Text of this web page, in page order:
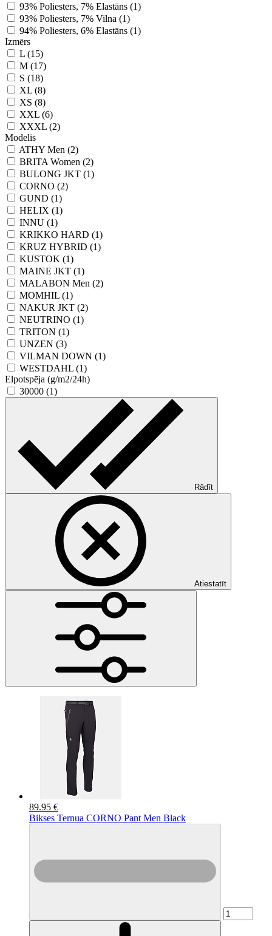
93% Poliesters, 7% Elastāns (1)
93% Poliesters, 7% Vilna (1)
94% Poliesters, 6% Elastāns (1)
Izmērs
L (15)
M (17)
S (18)
XL (8)
XS (8)
XXL (6)
XXXL (2)
Modelis
ATHY Men (2)
BRITA Women (2)
BULONG JKT (1)
CORNO (2)
GUND (1)
HELIX (1)
INNU (1)
KRIKKO HARD (1)
KRUZ HYBRID (1)
KUSTOK (1)
MAINE JKT (1)
MALABON Men (2)
MOMHIL (1)
NAKUR JKT (2)
NEUTRINO (1)
TRITON (1)
UNZEN (3)
VILMAN DOWN (1)
WESTDAHL (1)
Elpotspēja (g/m2/24h)
30000 (1)
Rādīt
Atiestatīt
89.95 €
Bikses Ternua CORNO Pant Men Black